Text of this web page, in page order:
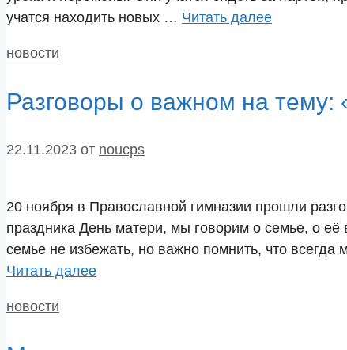
учатся находить новых … Читать далее
Рубрики
новости
Разговоры о важном на
22.11.2023 от noucps
20 ноября в Православной гимназии прошли
праздника День матери, мы говорим о семье, о
семье не избежать, но важно помнить, что
Читать далее
Рубрики
новости